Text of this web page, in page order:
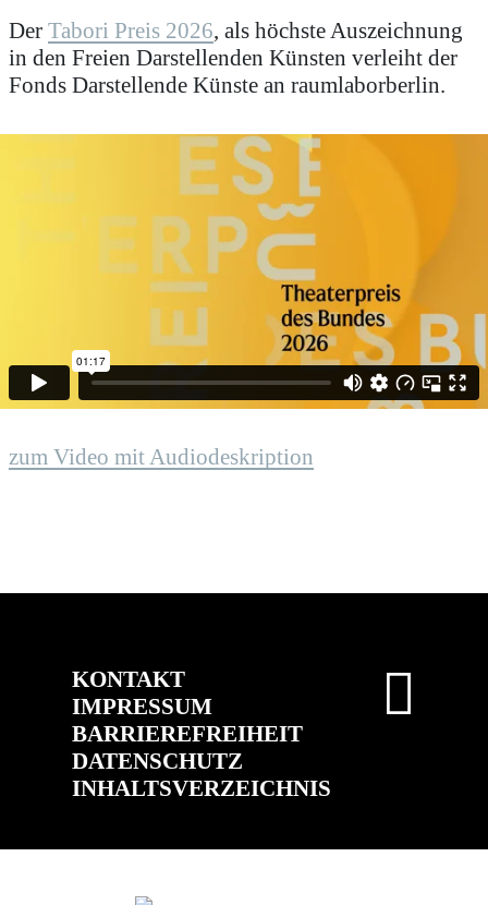
Der Tabori Preis 2026, als höchste Auszeichnung
in den Freien Darstellenden Künsten verleiht der
Fonds Darstellende Künste an raumlaborberlin.
zum Video mit Audiodeskription
KONTAKT
IMPRESSUM
BARRIEREFREIHEIT
DATENSCHUTZ
INHALTSVERZEICHNIS